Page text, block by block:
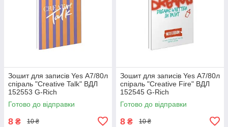
Зошит для записів Yes А7/80л
спіраль "Creative Talk" ВДЛ
152553 G-Rich
Готово до відправки
8 ₴ 10 ₴
Зошит для записів Yes А7/80л
спіраль "Creative Fire" ВДЛ
152545 G-Rich
Готово до відправки
8 ₴ 10 ₴